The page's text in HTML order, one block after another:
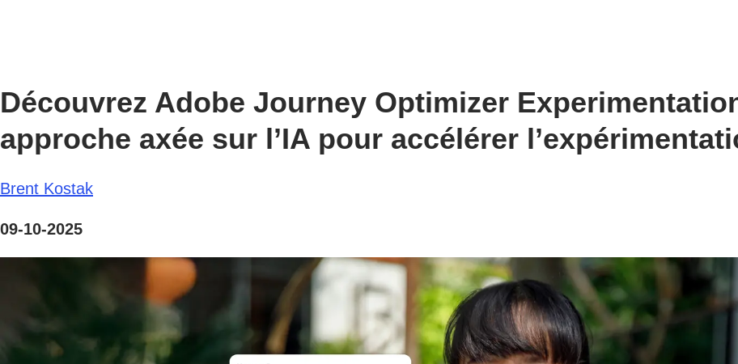
Découvrez Adobe Journey Optimizer
approche axée sur l’IA pour accélérer
Brent Kostak
09-10-2025